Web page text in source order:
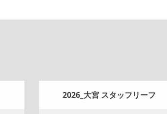
2026_大宮 スタッフリーフ